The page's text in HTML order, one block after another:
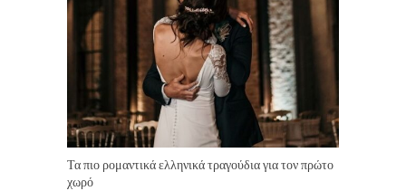
Τα πιο ρομαντικά ελληνικά τραγούδια για τον πρώτο
χωρό